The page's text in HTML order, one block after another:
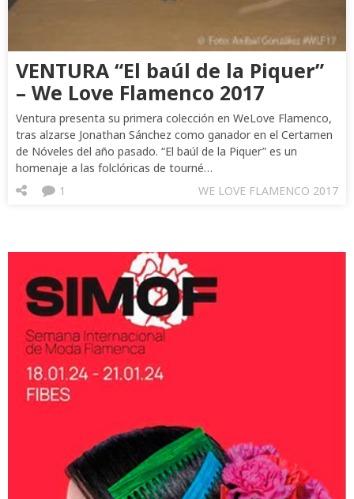
VENTURA “El baúl de la Piquer”
– We Love Flamenco 2017
Ventura presenta su primera colección en WeLove Flamenco,
tras alzarse Jonathan Sánchez como ganador en el Certamen
de Nóveles del año pasado. “El baúl de la Piquer” es un
homenaje a las folclóricas de tourné…
WE LOVE FLAMENCO 2017
1